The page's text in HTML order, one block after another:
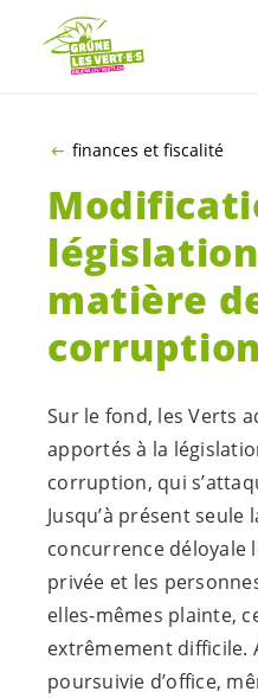
ALLER AU CONTENU
finances et fiscalité
matière
corruption
Sur le fond, les Verts
apportés à la
corruption, qui
Jusqu’à présent seule
concurrence
privée et les
elles-mêmes plainte,
extrêmement difficile.
poursuivie d’office,